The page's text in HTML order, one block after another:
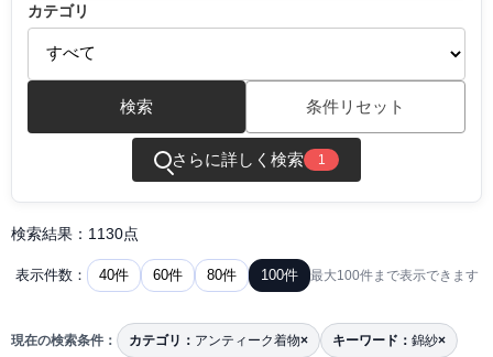
カテゴリ
検索 条件リセット
さらに詳しく検索 1
検索結果：1130点
表示件数： 40件 60件 80件 100件 最大100件まで表示できます
現在の検索条件： カテゴリ： アンティーク着物× キーワード： 錦紗×